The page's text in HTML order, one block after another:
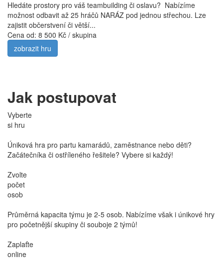
Hledáte prostory pro váš teambuilding či oslavu? Nabízíme
možnost odbavit až 25 hráčů NARÁZ pod jednou střechou. Lze
zajistit občerstvení či větší...
Cena od: 8 500 Kč / skupina
zobrazit hru
Jak postupovat
Vyberte
si hru
Úniková hra pro partu kamarádů, zaměstnance nebo děti?
Začátečníka či ostříleného řešitele? Vybere si každý!
Zvolte
počet
osob
Průměrná kapacita týmu je 2-5 osob. Nabízíme však i únikové hry
pro početnější skupiny či souboje 2 týmů!
Zaplaťte
online